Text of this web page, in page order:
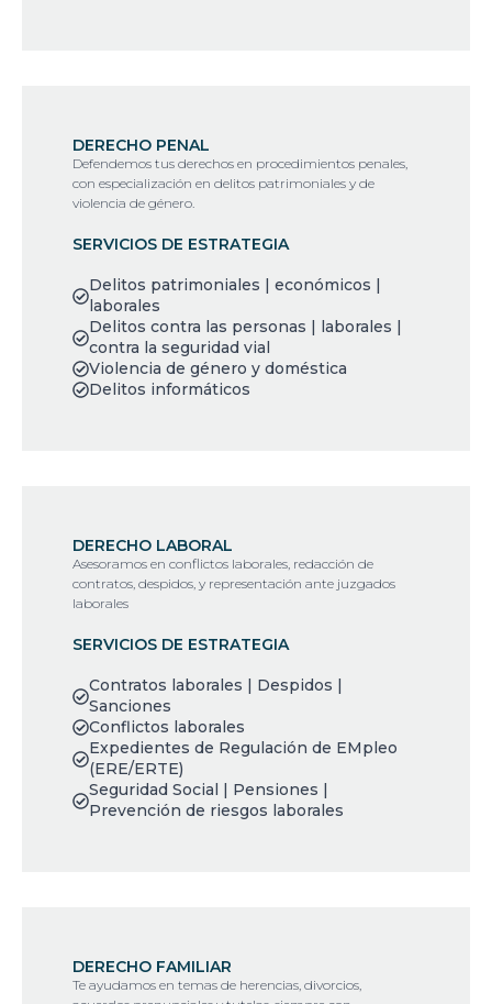
DERECHO PENAL
Defendemos tus derechos en procedimientos penales,
con especialización en delitos patrimoniales y de
violencia de género.
SERVICIOS DE ESTRATEGIA
Delitos patrimoniales | económicos |
laborales
Delitos contra las personas | laborales |
contra la seguridad vial
Violencia de género y doméstica
Delitos informáticos
DERECHO LABORAL
Asesoramos en conflictos laborales, redacción de
contratos, despidos, y representación ante juzgados
laborales
SERVICIOS DE ESTRATEGIA
Contratos laborales | Despidos |
Sanciones
Conflictos laborales
Expedientes de Regulación de EMpleo
(ERE/ERTE)
Seguridad Social | Pensiones |
Prevención de riesgos laborales
DERECHO FAMILIAR
Te ayudamos en temas de herencias, divorcios,